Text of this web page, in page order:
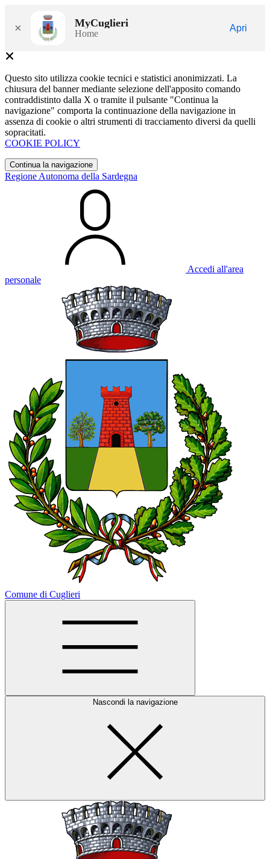
× MyCuglieri
Home
Apri
Questo sito utilizza cookie tecnici e statistici anonimizzati. La
chiusura del banner mediante selezione dell'apposito comando
contraddistinto dalla X o tramite il pulsante "Continua la
navigazione" comporta la continuazione della navigazione in
assenza di cookie o altri strumenti di tracciamento diversi da quelli
sopracitati.
COOKIE POLICY
Continua la navigazione
Regione Autonoma della Sardegna
Accedi all'area
personale
Comune di Cuglieri
Nascondi la navigazione